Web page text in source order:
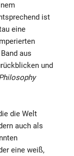
ist
eine
aus
und
die Welt
auch als
eine weiß,